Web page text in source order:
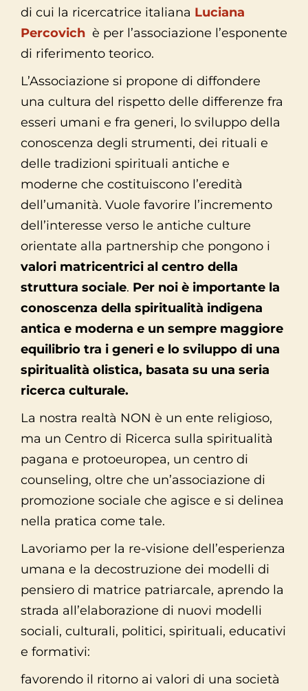
di cui la ricercatrice italiana Luciana
Percovich è per l’associazione l’esponente
di riferimento teorico.
L’Associazione si propone di diffondere
una cultura del rispetto delle differenze fra
esseri umani e fra generi, lo sviluppo della
conoscenza degli strumenti, dei rituali e
delle tradizioni spirituali antiche e
moderne che costituiscono l’eredità
dell’umanità. Vuole favorire l’incremento
dell’interesse verso le antiche culture
orientate alla partnership che pongono i
valori matricentrici al centro della
struttura sociale. Per noi è importante la
conoscenza della spiritualità indigena
antica e moderna e un sempre maggiore
equilibrio tra i generi e lo sviluppo di una
spiritualità olistica, basata su una seria
ricerca culturale.
La nostra realtà NON è un ente religioso,
ma un Centro di Ricerca sulla spiritualità
pagana e protoeuropea, un centro di
counseling, oltre che un’associazione di
promozione sociale che agisce e si delinea
nella pratica come tale.
Lavoriamo per la re-visione dell’esperienza
umana e la decostruzione dei modelli di
pensiero di matrice patriarcale, aprendo la
strada all’elaborazione di nuovi modelli
sociali, culturali, politici, spirituali, educativi
e formativi:
favorendo il ritorno ai valori di una società